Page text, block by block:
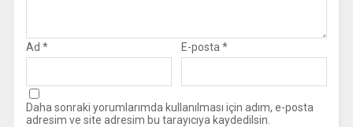
Ad * E-posta *
Daha sonraki yorumlarımda kullanılması için adım, e-posta
adresim ve site adresim bu tarayıcıya kaydedilsin.